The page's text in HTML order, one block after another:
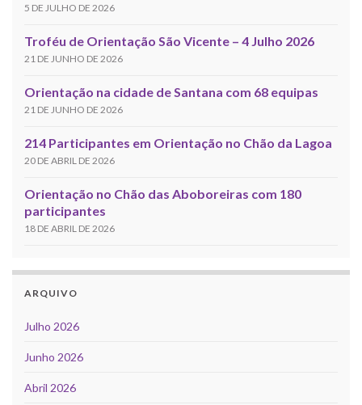
5 DE JULHO DE 2026
Troféu de Orientação São Vicente – 4 Julho 2026
21 DE JUNHO DE 2026
Orientação na cidade de Santana com 68 equipas
21 DE JUNHO DE 2026
214 Participantes em Orientação no Chão da Lagoa
20 DE ABRIL DE 2026
Orientação no Chão das Aboboreiras com 180
participantes
18 DE ABRIL DE 2026
ARQUIVO
Julho 2026
Junho 2026
Abril 2026